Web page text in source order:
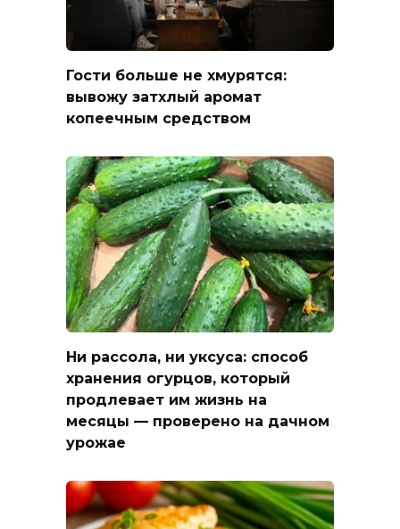
Гости больше не хмурятся:
вывожу затхлый аромат
копеечным средством
Ни рассола, ни уксуса: способ
хранения огурцов, который
продлевает им жизнь на
месяцы — проверено на дачном
урожае